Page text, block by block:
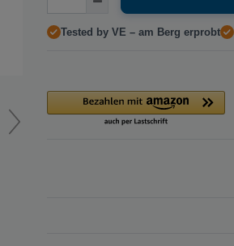
Tested by VE – am Berg erprobt